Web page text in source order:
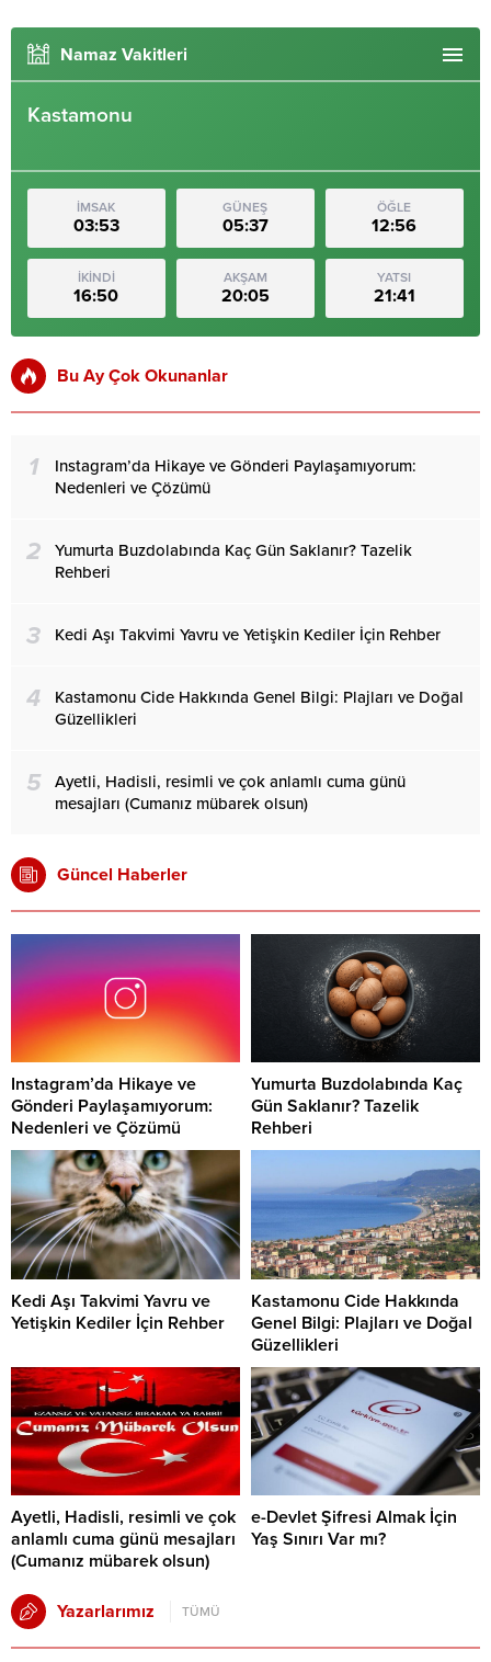
Namaz Vakitleri
Kastamonu
İMSAK
03:53
GÜNEŞ
05:37
ÖĞLE
12:56
İKİNDİ
16:50
AKŞAM
20:05
YATSI
21:41
Bu Ay Çok Okunanlar
1
Instagram’da Hikaye ve Gönderi Paylaşamıyorum:
Nedenleri ve Çözümü
2
Yumurta Buzdolabında Kaç Gün Saklanır? Tazelik
Rehberi
3 Kedi Aşı Takvimi Yavru ve Yetişkin Kediler İçin Rehber
4
Kastamonu Cide Hakkında Genel Bilgi: Plajları ve Doğal
Güzellikleri
5
Ayetli, Hadisli, resimli ve çok anlamlı cuma günü
mesajları (Cumanız mübarek olsun)
Güncel Haberler
Instagram’da Hikaye ve
Gönderi Paylaşamıyorum:
Nedenleri ve Çözümü
Yumurta Buzdolabında Kaç
Gün Saklanır? Tazelik
Rehberi
Kedi Aşı Takvimi Yavru ve
Yetişkin Kediler İçin Rehber
Kastamonu Cide Hakkında
Genel Bilgi: Plajları ve Doğal
Güzellikleri
Ayetli, Hadisli, resimli ve çok
anlamlı cuma günü mesajları
(Cumanız mübarek olsun)
e-Devlet Şifresi Almak İçin
Yaş Sınırı Var mı?
Yazarlarımız TÜMÜ